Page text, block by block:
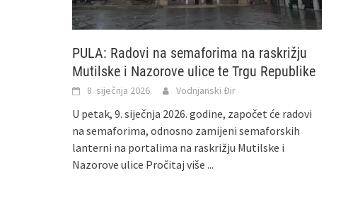
PULA: Radovi na semaforima na raskrižju
Mutilske i Nazorove ulice te Trgu Republike
8. siječnja 2026. Vodnjanski Đir
U petak, 9. siječnja 2026. godine, započet će radovi
na semaforima, odnosno zamijeni semaforskih
lanterni na portalima na raskrižju Mutilske i
Nazorove ulice Pročitaj više ...